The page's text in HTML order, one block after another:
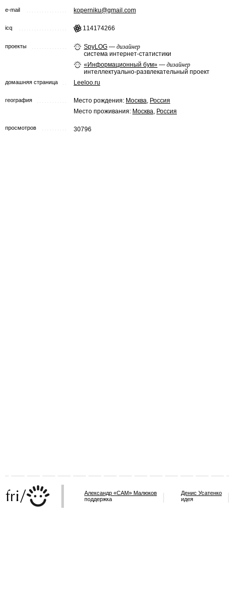
e-mail koperniku@gmail.com
icq 114174266
проекты SpyLOG — дизайнер
система интернет-статистики
«Информационный бум» — дизайнер
интеллектуально-развлекательный проект
домашняя страница Leeloo.ru
география Место рождения: Москва, Россия
Место проживания: Москва, Россия
просмотров 30796
Александр «САМ» Малюков
поддержка
Денис Усатенко
идея